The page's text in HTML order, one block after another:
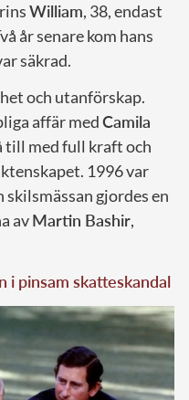
William, 38, endast
år senare kom hans
säkrad.
och utanförskap.
affär medCamila
till med full kraft och
1996 var
gjordes en
avMartin Bashir,
i pinsam skatteskandal